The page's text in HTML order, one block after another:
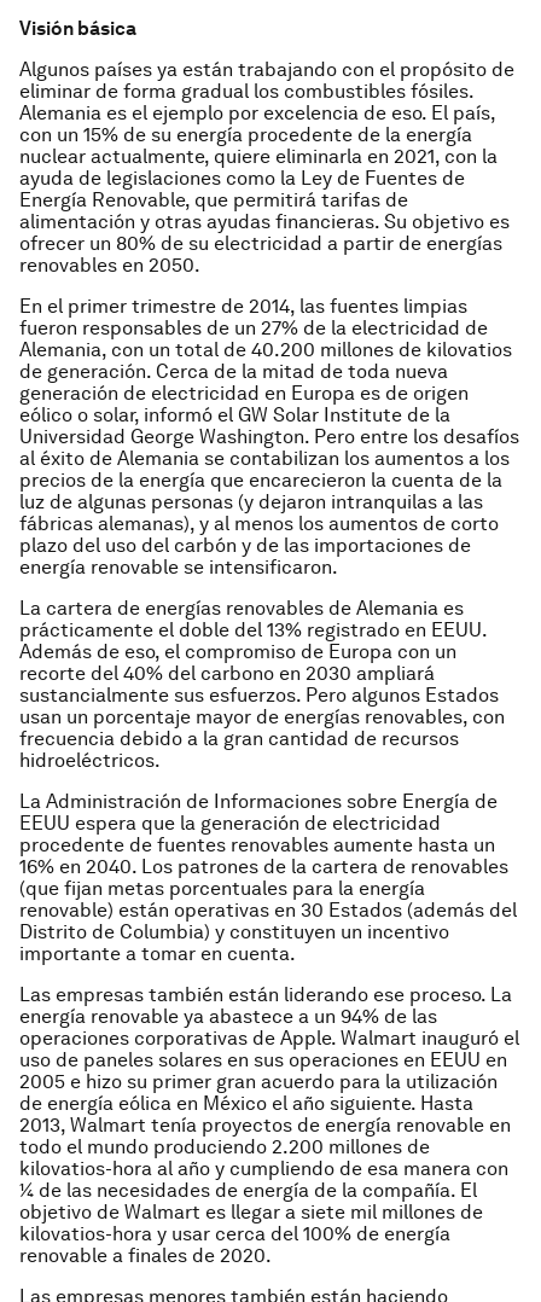
Visión básica
Algunos países ya están trabajando con el propósito de
eliminar de forma gradual los combustibles fósiles.
Alemania es el ejemplo por excelencia de eso. El país,
con un 15% de su energía procedente de la energía
nuclear actualmente, quiere eliminarla en 2021, con la
ayuda de legislaciones como la Ley de Fuentes de
Energía Renovable, que permitirá tarifas de
alimentación y otras ayudas financieras. Su objetivo es
ofrecer un 80% de su electricidad a partir de energías
renovables en 2050.
En el primer trimestre de 2014, las fuentes limpias
fueron responsables de un 27% de la electricidad de
Alemania, con un total de 40.200 millones de kilovatios
de generación. Cerca de la mitad de toda nueva
generación de electricidad en Europa es de origen
eólico o solar, informó el GW Solar Institute de la
Universidad George Washington. Pero entre los desafíos
al éxito de Alemania se contabilizan los aumentos a los
precios de la energía que encarecieron la cuenta de la
luz de algunas personas (y dejaron intranquilas a las
fábricas alemanas), y al menos los aumentos de corto
plazo del uso del carbón y de las importaciones de
energía renovable se intensificaron.
La cartera de energías renovables de Alemania es
prácticamente el doble del 13% registrado en EEUU.
Además de eso, el compromiso de Europa con un
recorte del 40% del carbono en 2030 ampliará
sustancialmente sus esfuerzos. Pero algunos Estados
usan un porcentaje mayor de energías renovables, con
frecuencia debido a la gran cantidad de recursos
hidroeléctricos.
La Administración de Informaciones sobre Energía de
EEUU espera que la generación de electricidad
procedente de fuentes renovables aumente hasta un
16% en 2040. Los patrones de la cartera de renovables
(que fijan metas porcentuales para la energía
renovable) están operativas en 30 Estados (además del
Distrito de Columbia) y constituyen un incentivo
importante a tomar en cuenta.
Las empresas también están liderando ese proceso. La
energía renovable ya abastece a un 94% de las
operaciones corporativas de Apple. Walmart inauguró el
uso de paneles solares en sus operaciones en EEUU en
2005 e hizo su primer gran acuerdo para la utilización
de energía eólica en México el año siguiente. Hasta
2013, Walmart tenía proyectos de energía renovable en
todo el mundo produciendo 2.200 millones de
kilovatios-hora al año y cumpliendo de esa manera con
¼ de las necesidades de energía de la compañía. El
objetivo de Walmart es llegar a siete mil millones de
kilovatios-hora y usar cerca del 100% de energía
renovable a finales de 2020.
Las empresas menores también están haciendo